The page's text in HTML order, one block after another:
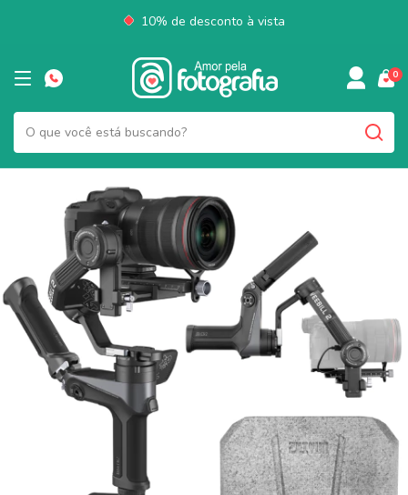
10% de desconto à vista
0